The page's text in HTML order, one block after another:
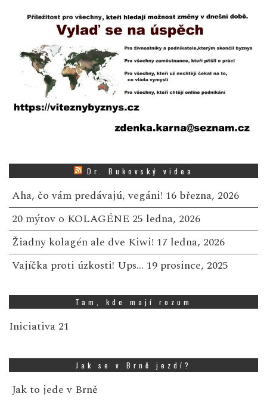
Dr. Bukovský videa
Aha, čo vám predávajú, vegáni! 16 března, 2026
20 mýtov o KOLAGÉNE 25 ledna, 2026
Žiadny kolagén ale dve Kiwi! 17 ledna, 2026
Vajíčka proti úzkosti! Ups… 19 prosince, 2025
Tam, kde mají rozum
Iniciativa 21
Jak se v Brně jezdí?
Jak to jede v Brně